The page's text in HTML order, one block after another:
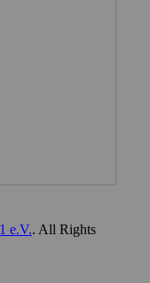
e.V.. All Rights